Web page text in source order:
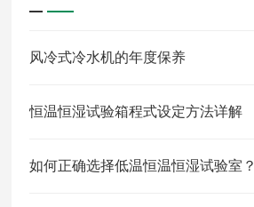
风冷式冷水机的年度保养
恒温恒湿试验箱程式设定方法详解
如何正确选择低温恒温恒湿试验室？